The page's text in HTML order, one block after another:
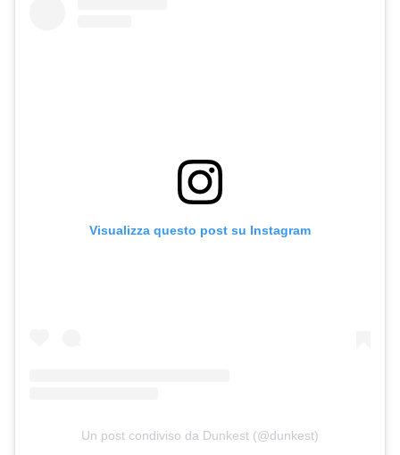
Visualizza questo post su Instagram
Un post condiviso da Dunkest (@dunkest)